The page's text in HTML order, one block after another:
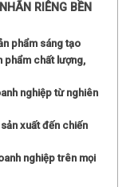
RIÊNG BỀN
phẩm sáng tạo
phẩm chất lượng,
nghiệp từ nghiên
xuất đến chiến
nghiệp trên mọi